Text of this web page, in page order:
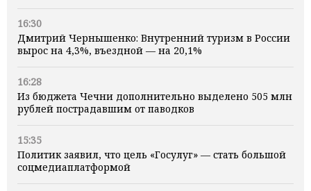
16:30
Дмитрий Чернышенко: Внутренний туризм в России
вырос на 4,3%, въездной — на 20,1%
16:28
Из бюджета Чечни дополнительно выделено 505 млн
рублей пострадавшим от паводков
15:35
Политик заявил, что цель «Госулуг» — стать большой
соцмедиаплатформой